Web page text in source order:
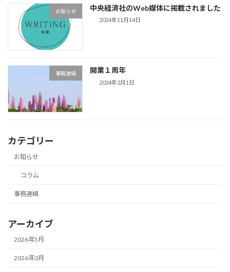
お知らせ 中央経済社のWeb媒体に掲載されました
2024年11月14日
事務連絡 開業１周年
2024年2月1日
カテゴリー
お知らせ
コラム
事務連絡
アーカイブ
2026年5月
2026年3月